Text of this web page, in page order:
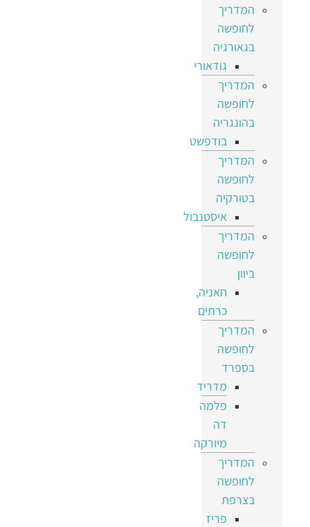
המדריך
לחופשה
בגאורגיה
גודאורי
המדריך
לחופשה
בהונגריה
בודפשט
המדריך
לחופשה
בטורקיה
איסטנבול
המדריך
לחופשה
ביוון
חאניה,
כרתים
המדריך
לחופשה
בספרד
מדריד
פלמה
דה
מיורקה
המדריך
לחופשה
בצרפת
פריז